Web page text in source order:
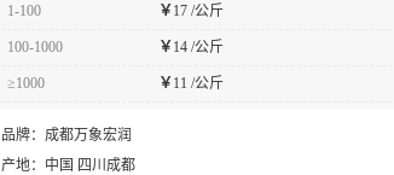
1-100 ￥ 17 /公斤
100-1000 ￥ 14 /公斤
≥1000 ￥ 11 /公斤
品牌： 成都万象宏润
产地： 中国 四川成都